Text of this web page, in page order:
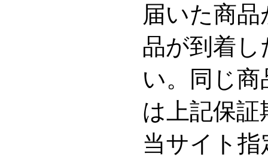
届いた商
品が到着
い。同じ
は上記保
当サイト